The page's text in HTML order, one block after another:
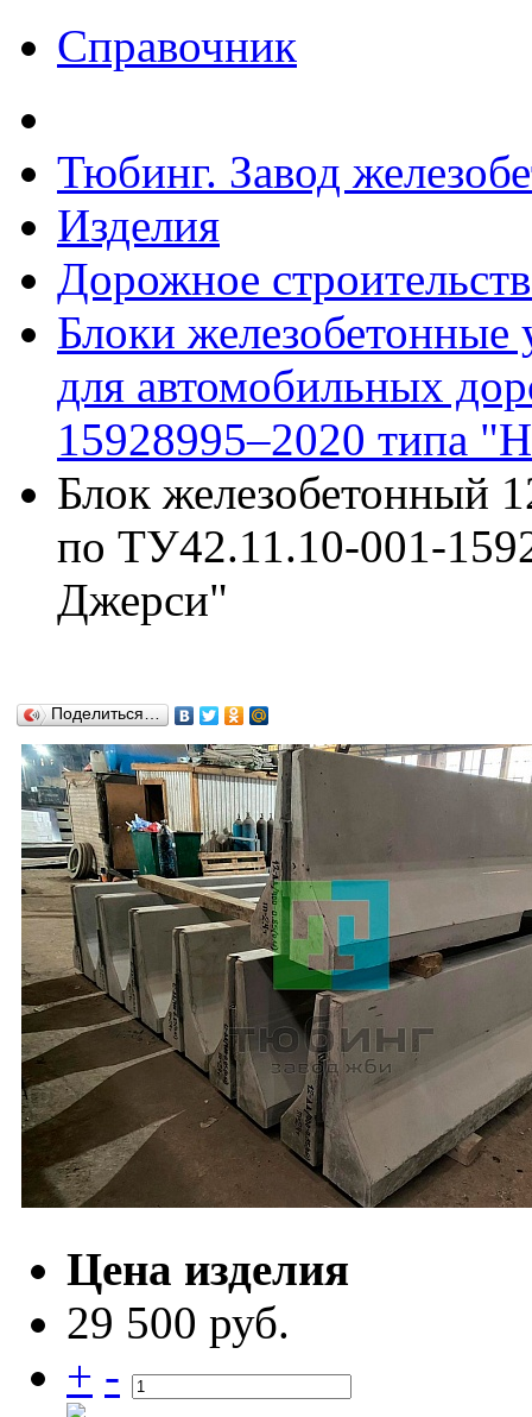
Справочник
Тюбинг. Завод
Изделия
Дорожное
Блоки
для автомобильных
15928995–2020 типа
Блок железобетонный
по ТУ42.11.10-001-
Джерси"
Поделиться…
Цена изделия
29 500 руб.
+ -